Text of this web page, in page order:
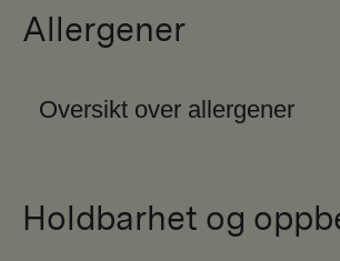
Allergener
Oversikt over allergener
Holdbarhet og